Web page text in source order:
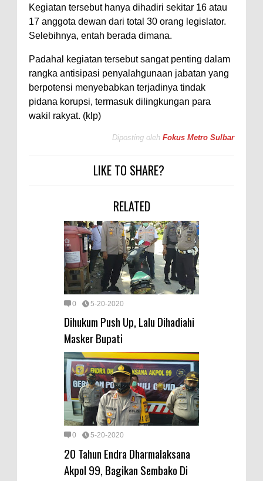
Kegiatan tersebut hanya dihadiri sekitar 16 atau
17 anggota dewan dari total 30 orang legislator.
Selebihnya, entah berada dimana.
Padahal kegiatan tersebut sangat penting dalam
rangka antisipasi penyalahgunaan jabatan yang
berpotensi menyebabkan terjadinya tindak
pidana korupsi, termasuk dilingkungan para
wakil rakyat. (klp)
Diposting oleh Fokus Metro Sulbar
LIKE TO SHARE?
RELATED
0 5-20-2020
Dihukum Push Up, Lalu Dihadiahi
Masker Bupati
0 5-20-2020
20 Tahun Endra Dharmalaksana
Akpol 99, Bagikan Sembako Di